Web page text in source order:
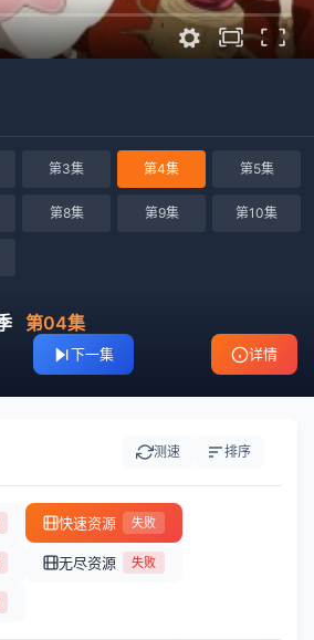
第3集 第4集 第5集
第8集 第9集 第10集
第04集
下一集 详情
测速 排序
快速资源 失败
无尽资源 失败